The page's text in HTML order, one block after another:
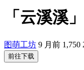
「云溪溪
图萌工坊 9 月前 1,750
前往下载